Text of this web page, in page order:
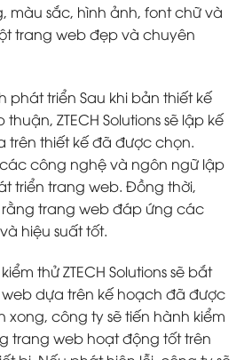
màu sắc, hình ảnh, font chữ và
trang web đẹp và chuyên
phát triển Sau khi bản thiết kế
ZTECH Solutions sẽ lập kế
trên thiết kế đã được chọn.
công nghệ và ngôn ngữ lập
triển trang web. Đồng thời,
trang web đáp ứng các
hiệu suất tốt.
thử ZTECH Solutions sẽ bắt
dựa trên kế hoạch đã được
xong, công ty sẽ tiến hành kiểm
trang web hoạt động tốt trên